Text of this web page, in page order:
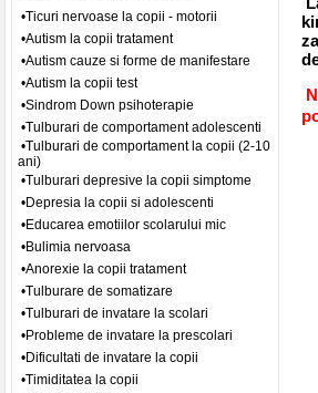
•Ticuri nervoase la copii - motorii
•Autism la copii tratament
•Autism cauze si forme de manifestare
•Autism la copii test
•Sindrom Down psihoterapie
•Tulburari de comportament adolescenti
•Tulburari de comportament la copii (2-10
ani)
•Tulburari depresive la copii simptome
•Depresia la copii si adolescenti
•Educarea emotiilor scolarului mic
•Bulimia nervoasa
•Anorexie la copii tratament
•Tulburare de somatizare
•Tulburari de invatare la scolari
•Probleme de invatare la prescolari
•Dificultati de invatare la copii
•Timiditatea la copii